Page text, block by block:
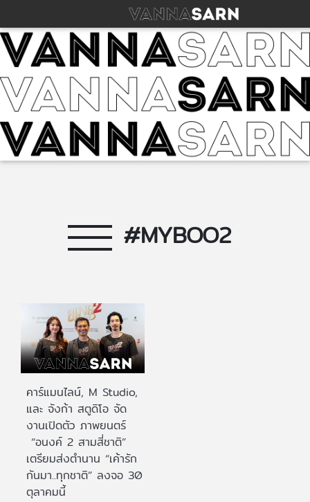
#MYBOO2
คาร์แมนไลน์, M Studio,
และ จังก้า สตูดิโอ จัด
งานเปิดตัว ภาพยนตร์
“อนงค์ 2 สามสี่ชาติ”
เตรียมส่งตำนาน “เค้ารัก
กันมา..ทุกชาติ” ลงจอ 30
ตุลาคมนี้